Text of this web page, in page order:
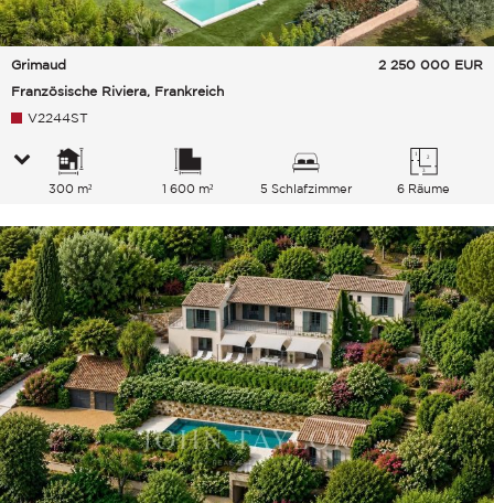
Grimaud
Französische Riviera, Frankreich
2 250 000 EUR
V2244ST
300 m² 1 600 m² 5 Schlafzimmer 6 Räume